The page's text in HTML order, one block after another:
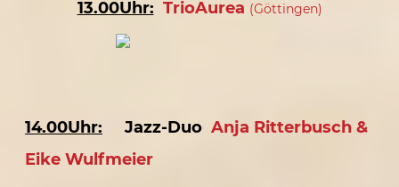
13.00Uhr: TrioAurea (Göttingen)
14.00Uhr: Jazz-Duo Anja Ritterbusch &
Eike Wulfmeier